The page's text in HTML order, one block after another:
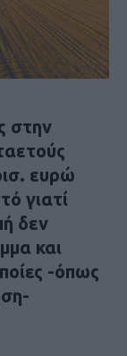
στην
ευρώ
γιατί
δεν
και
-όπως